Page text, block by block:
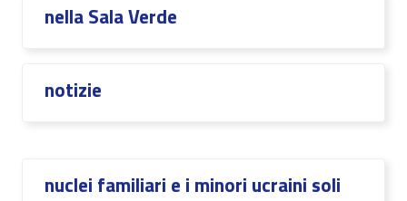
nella Sala Verde
notizie
nuclei familiari e i minori ucraini soli